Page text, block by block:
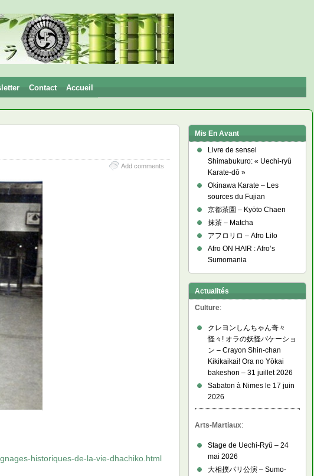
Contact Accueil
Add comments
historiques-de-la-vie-dhachiko.html
Mis En Avant
Livre de sensei
Shimabukuro: « Uechi-ryû
Karate-dô »
Okinawa Karate – Les
sources du Fujian
京都茶園 – Kyōto Chaen
抹茶 – Matcha
アフロリロ – Afro Lilo
Afro ON HAIR : Afro’s
Sumomania
Actualités
Culture:
クレヨンしんちゃん奇々
怪々! オラの妖怪バケーショ
ン – Crayon Shin-chan
Kikikaikai! Ora no Yōkai
bakeshon – 31 juillet 2026
Sabaton à Nimes le 17 juin
2026
Arts-Martiaux:
Stage de Uechi-Ryû – 24
mai 2026
大相撲パリ公演 – Sumo-